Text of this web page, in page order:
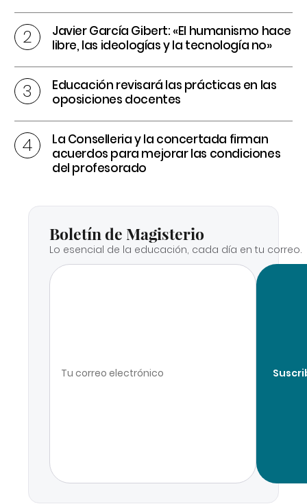
Javier García Gibert: «El humanismo hace
libre, las ideologías y la tecnología no»
Educación revisará las prácticas en las
oposiciones docentes
La Conselleria y la concertada firman
acuerdos para mejorar las condiciones
del profesorado
Boletín de Magisterio
Lo esencial de la educación, cada día en tu correo.